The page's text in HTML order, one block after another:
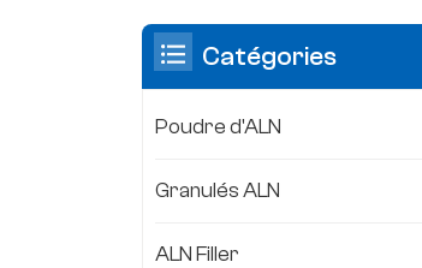
Catégories
Poudre d'ALN
Granulés ALN
ALN Filler